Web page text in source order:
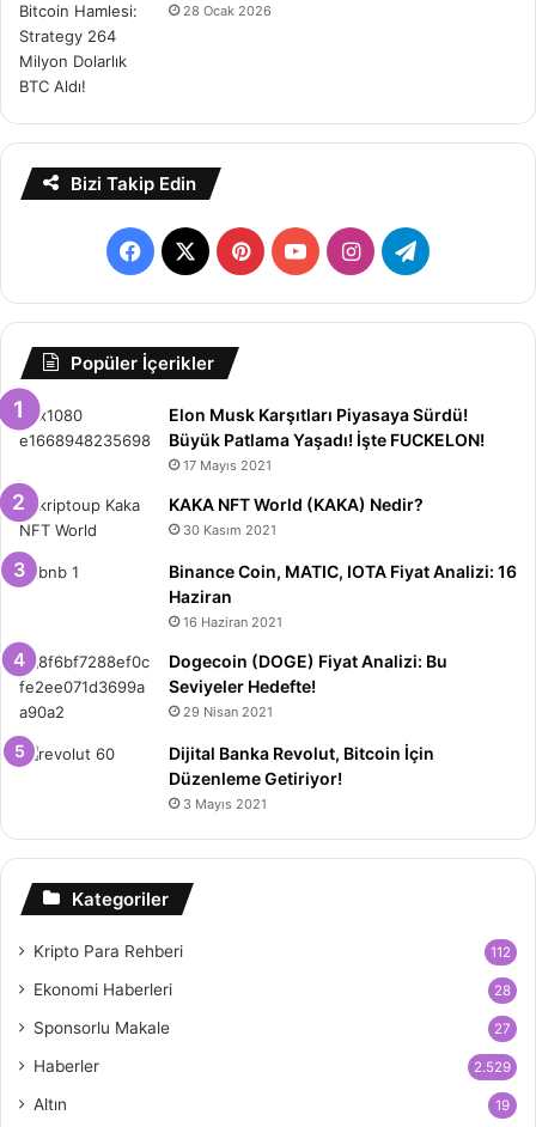
28 Ocak 2026
Bizi Takip Edin
Facebook
X PinterestYouTubeInstagramTelegram
Popüler İçerikler
Elon Musk Karşıtları Piyasaya Sürdü!
Büyük Patlama Yaşadı! İşte FUCKELON!
17 Mayıs 2021
KAKA NFT World (KAKA) Nedir?
30 Kasım 2021
Binance Coin, MATIC, IOTA Fiyat Analizi: 16
Haziran
16 Haziran 2021
Dogecoin (DOGE) Fiyat Analizi: Bu
Seviyeler Hedefte!
29 Nisan 2021
Dijital Banka Revolut, Bitcoin İçin
Düzenleme Getiriyor!
3 Mayıs 2021
Kategoriler
Kripto Para Rehberi 112
Ekonomi Haberleri 28
Sponsorlu Makale 27
Haberler 2.529
Altın 19